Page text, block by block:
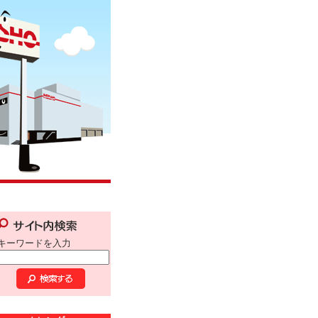
ーワードを入力